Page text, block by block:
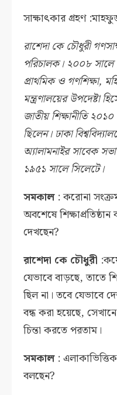
সাক্ষাৎকার গ্রহণ
রাশেদা কে চৌধুরী
পরিচালক। ২০০৮ সালে
প্রাথমিক ও গণশিক্ষা,
মন্ত্রণালয়ের উপদেষ্টা
জাতীয় শিক্ষানীতি
ছিলেন। ঢাকা
অ্যালামনাইর সাবেক
১৯৫১ সালে সিলেটে।
সমকাল: করোনা
অবশেষে
দেখছেন?
রাশেদা কে চৌধুরী
যেভাবে বাড়ছে, তাতে
ছিল না। তবে যেভাবে
বন্ধ করা হয়েছে,
চিন্তা করতে পরতাম।
সমকাল:
বলছেন?